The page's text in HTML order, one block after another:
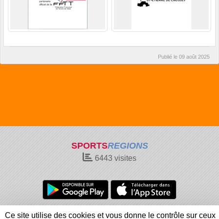
Publié le 09 août 2025
SPORTSREGIONS
6443 visites
Charte cookies Gestion des cookies
Ce site utilise des cookies et vous donne le contrôle sur ceux